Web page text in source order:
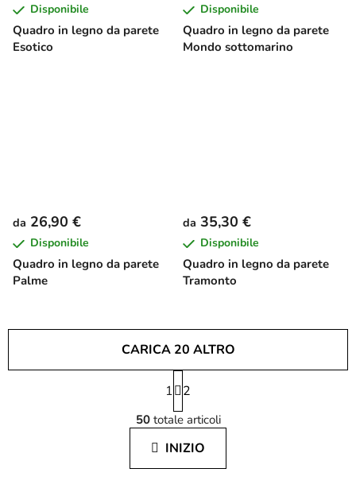
Quadro in legno da parete
Esotico
Disponibile
Quadro in legno da parete
Mondo sottomarino
Disponibile
Quadro in legno da parete
Palme
da 26,90 €
Disponibile
Quadro in legno da parete
Tramonto
da 35,30 €
Disponibile
C
o
n
t
r
CARICA 20 ALTRO
P
a
g
i
a
z
1 2
50totale articoli
INIZIO